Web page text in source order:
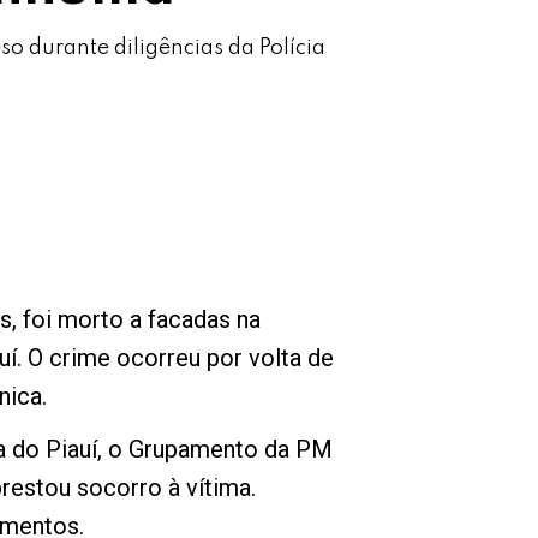
durante diligências da Polícia
foi morto a facadas na
O crime ocorreu por volta de
Piauí, o Grupamento da PM
socorro à vítima.